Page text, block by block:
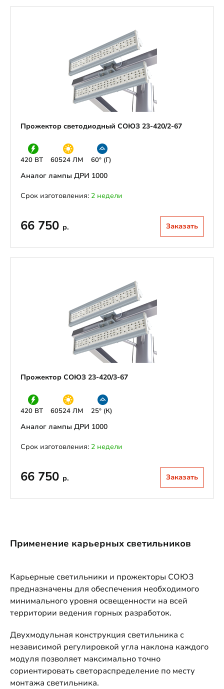
Прожектор светодиодный СОЮЗ 23-420/2-67
420 ВТ 60524 ЛМ 60° (Г)
Аналог лампы ДРИ 1000
Срок изготовления: 2 недели
66 750 р. Заказать
Прожектор СОЮЗ 23-420/3-67
420 ВТ 60524 ЛМ 25° (К)
Аналог лампы ДРИ 1000
Срок изготовления: 2 недели
66 750 р. Заказать
Применение карьерных светильников
Карьерные светильники и прожекторы СОЮЗ
предназначены для обеспечения необходимого
минимального уровня освещенности на всей
территории ведения горных разработок.
Двухмодульная конструкция светильника с
независимой регулировкой угла наклона каждого
модуля позволяет максимально точно
сориентировать светораспределение по месту
монтажа светильника.